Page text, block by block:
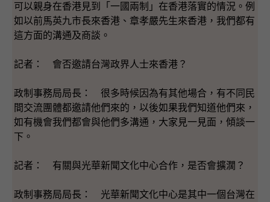
可以親身在香港見到「一國兩制」在香港落實的情況。例
如以前馬英九市長來香港、章孝嚴先生來香港，我們都有
這方面的溝通及商談。
記者： 會否邀請台灣政界人士來香港？
政制事務局局長： 很多時候因為有其他場合，有不同民
間交流團體都邀請他們來的，以後如果我們知道他們來，
如有機會我們都會與他們多溝通，大家見一見面，傾談一
下。
記者： 有關與光華新聞文化中心合作，是否會擴濶？
政制事務局局長： 光華新聞文化中心是其中一個台灣在